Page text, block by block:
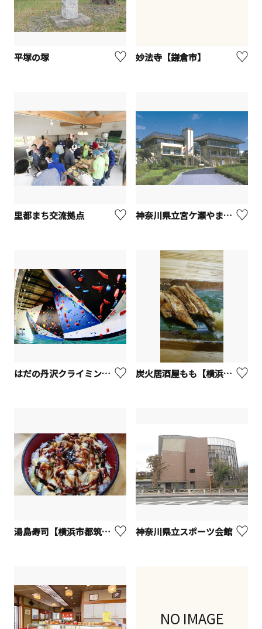
平塚の塚 妙法寺【鎌倉市】
里都まち交流拠点 神奈川県立宮ケ瀬やまなみセンター
はだの丹沢クライミングパーク 炭火居酒屋もも【横浜市中区】
湯島寿司【横浜市都筑区】 神奈川県立スポーツ会館
NO IMAGE